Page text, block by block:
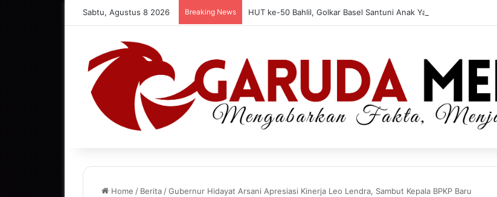
Sabtu, Agustus 8 2026 Breaking News HUT ke-50 Bahlil, Golkar Basel Santuni Anak Yatim dan Fakir Miskin
Home / Berita /Gubernur Hidayat Arsani Apresiasi Kinerja Leo Lendra, Sambut Kepala BPKP Baru